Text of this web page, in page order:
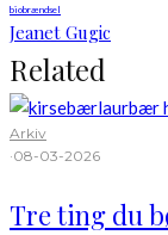
biobrændsel
Jeanet Gugic
Related
Arkiv
·08-03-2026
Tre ting du